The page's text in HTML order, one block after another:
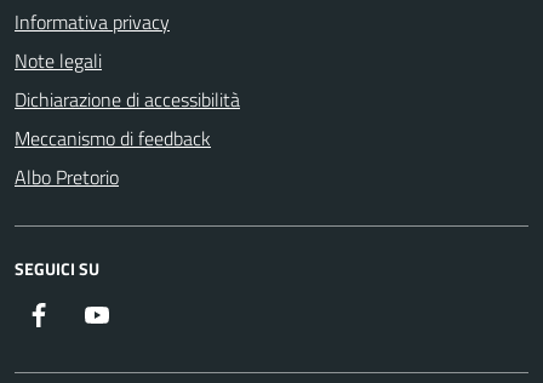
Informativa privacy
Note legali
Dichiarazione di accessibilità
Meccanismo di feedback
Albo Pretorio
SEGUICI SU
Facebook